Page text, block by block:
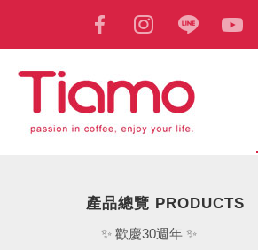
產品總覽 PRODUCTS
✨ 歡慶30週年 ✨